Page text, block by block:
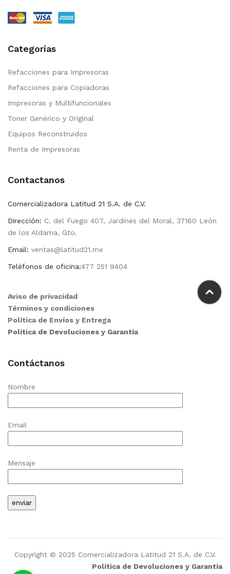
Categorías
Refacciones para Impresoras
Refacciones para Copiadoras
Impresoras y Multifuncionales
Toner Genérico y Original
Equipos Reconstruidos
Renta de Impresoras
Contactanos
Comercializadora Latitud 21 S.A. de C.V.
Dirección: C. del Fuego 407, Jardines del Moral, 37160 León
de los Aldama, Gto.
Email: ventas@latitud21.mx
Teléfonos de oficina:477 251 9404
Aviso de privacidad
Términos y condiciones
Política de Envíos y Entrega
Política de Devoluciones y Garantía
Contáctanos
Nombre
Email
Mensaje
Copyright © 2025 Comercializadora Latitud 21 S.A. de C.V.
Política de Devoluciones y Garantía